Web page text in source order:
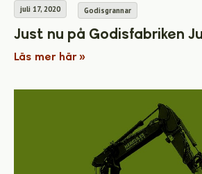
juli 17, 2020 Godisgrannar
Just nu på Godisfabriken
Läs mer här »